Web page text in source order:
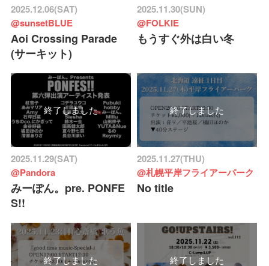
2025.12.06(SAT)
@sunsetBLUE
Aoi Crossing Parade
(サーキット)
2025.11.30(SUN)
@FOLKIE
もうすぐ外は白い冬
終了しました
2025.11.29(SAT)
@Pandora
みーぽん。pre. PONFE
S!!
終了しました
2025.11.27(THU)
@札幌平岸フライアーパーク
No title
終了しました 終了しました